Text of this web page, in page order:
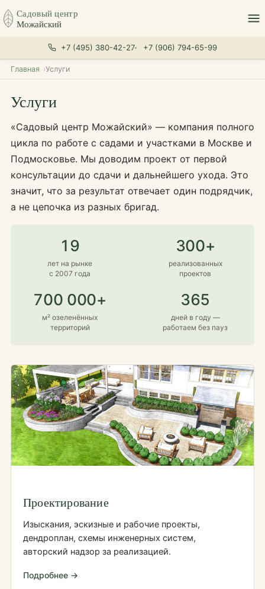
Садовый центр
Можайский
+7 (495) 380-42-27 +7 (906) 794-65-99
Главная Услуги
Услуги
«Садовый центр Можайский» — компания полного
цикла по работе с садами и участками в Москве и
Подмосковье. Мы доводим проект от первой
консультации до сдачи и дальнейшего ухода. Это
значит, что за результат отвечает один подрядчик,
а не цепочка из разных бригад.
19
лет на рынке
с 2007 года
300+
реализованных
проектов
700 000+
м² озеленённых
территорий
365
дней в году —
работаем без пауз
Проектирование
Изыскания, эскизные и рабочие проекты,
дендроплан, схемы инженерных систем,
авторский надзор за реализацией.
Подробнее →